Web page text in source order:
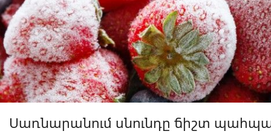
Սառնարանում սնունդը ճիշտ